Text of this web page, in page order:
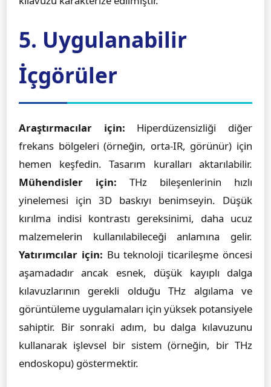
5. Uygulanabilir
İçgörüler
Araştırmacılar için: Hiperdüzensizliği diğer
frekans bölgeleri (örneğin, orta-IR, görünür) için
hemen keşfedin. Tasarım kuralları aktarılabilir.
Mühendisler için: THz bileşenlerinin hızlı
yinelemesi için 3D baskıyı benimseyin. Düşük
kırılma indisi kontrastı gereksinimi, daha ucuz
malzemelerin kullanılabileceği anlamına gelir.
Yatırımcılar için: Bu teknoloji ticarileşme öncesi
aşamadadır ancak esnek, düşük kayıplı dalga
kılavuzlarının gerekli olduğu THz algılama ve
görüntüleme uygulamaları için yüksek potansiyele
sahiptir. Bir sonraki adım, bu dalga kılavuzunu
kullanarak işlevsel bir sistem (örneğin, bir THz
endoskopu) göstermektir.